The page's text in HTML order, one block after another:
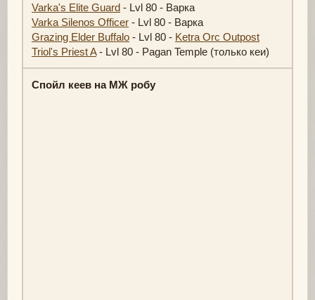
Varka's Elite Guard - Lvl 80 - Варка
Varka Silenos Officer - Lvl 80 - Варка
Grazing Elder Buffalo - Lvl 80 - Ketra Orc Outpost
Triol's Priest A- Lvl 80 - Pagan Temple (только кеи)
Спойл кеев на МЖ робу